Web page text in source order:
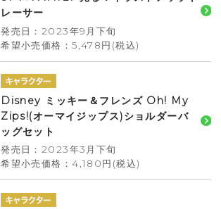
レーサー
発売日：2023年9月下旬
希望小売価格：5,478円(税込)
Disney ミッキー＆フレンズ Oh! My
Zips!(オーマイジップス)ショルダーバ
ッグセット
発売日：2023年3月下旬
希望小売価格：4,180円(税込)